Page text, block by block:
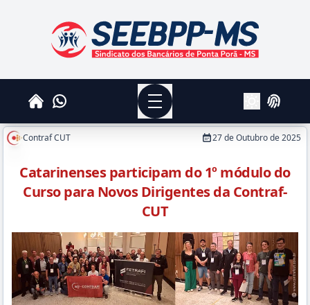
SEEBPPMS - Sindicato dos Bancários de Ponta
HomeWhatsapp
Menu
AlterarLogin
Contraf CUT 27 de Outubro de 2025
Catarinenses participam do 1º módulo do
Curso para Novos Dirigentes da Contraf-
CUT